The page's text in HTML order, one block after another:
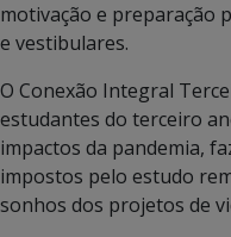
motivação e preparação
e vestibulares.
O Conexão Integral
estudantes do terceiro
impactos da pandemia,
impostos pelo estudo
sonhos dos projetos de